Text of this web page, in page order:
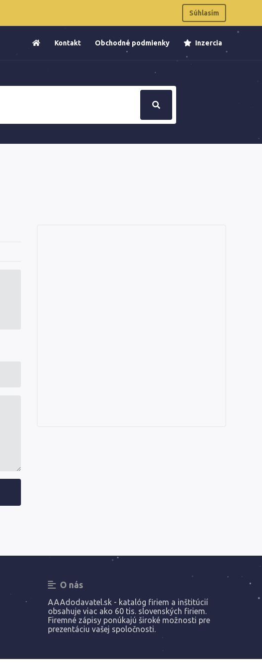
Súhlasím
Kontakt Obchodné podmienky Inzercia
O nás
AAAdodavatel.sk - katalóg firiem a inštitúcií
obsahuje viac ako 60 tis. slovenských firiem.
Firemné zápisy ponúkajú široké možnosti pre
prezentáciu vašej spoločnosti.